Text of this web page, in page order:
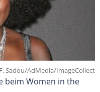
F. Sadou/AdMedia/ImageCollect
beim Women in the